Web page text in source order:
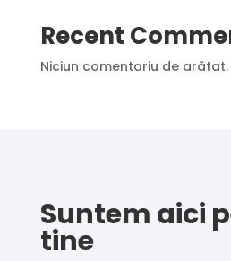
Recent
Niciun comentariu de arătat.
Suntem aici
tine